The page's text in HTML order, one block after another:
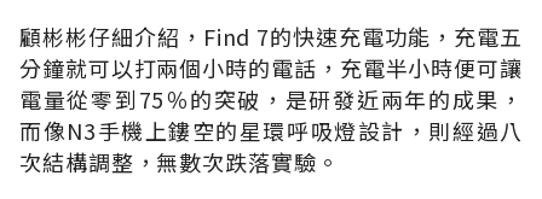
顧彬彬仔細介紹，Find 7的快速充電功能，充電五
分鐘就可以打兩個小時的電話，充電半小時便可讓
電量從零到75％的突破，是研發近兩年的成果，
而像N3手機上鏤空的星環呼吸燈設計，則經過八
次結構調整，無數次跌落實驗。